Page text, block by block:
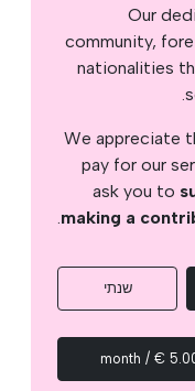
Our
community,
nationalities
We appreciate
pay for our
ask you to
making a
.
שנתי
5.00 € /